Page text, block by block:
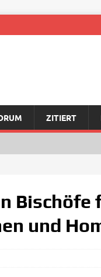
ZITIERT
Bischöfe
und